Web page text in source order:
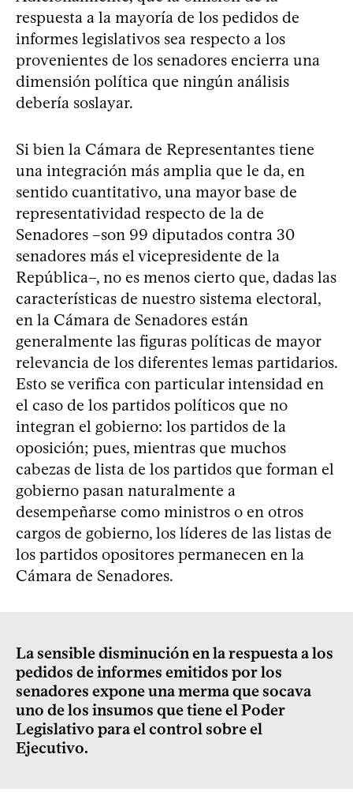
respuesta a la mayoría de los pedidos de
informes legislativos sea respecto a los
provenientes de los senadores encierra una
dimensión política que ningún análisis
debería soslayar.
Si bien la Cámara de Representantes tiene
una integración más amplia que le da, en
sentido cuantitativo, una mayor base de
representatividad respecto de la de
Senadores –son 99 diputados contra 30
senadores más el vicepresidente de la
República–, no es menos cierto que, dadas las
características de nuestro sistema electoral,
en la Cámara de Senadores están
generalmente las figuras políticas de mayor
relevancia de los diferentes lemas partidarios.
Esto se verifica con particular intensidad en
el caso de los partidos políticos que no
integran el gobierno: los partidos de la
oposición; pues, mientras que muchos
cabezas de lista de los partidos que forman el
gobierno pasan naturalmente a
desempeñarse como ministros o en otros
cargos de gobierno, los líderes de las listas de
los partidos opositores permanecen en la
Cámara de Senadores.
La sensible disminución en la respuesta a los
pedidos de informes emitidos por los
senadores expone una merma que socava
uno de los insumos que tiene el Poder
Legislativo para el control sobre el
Ejecutivo.